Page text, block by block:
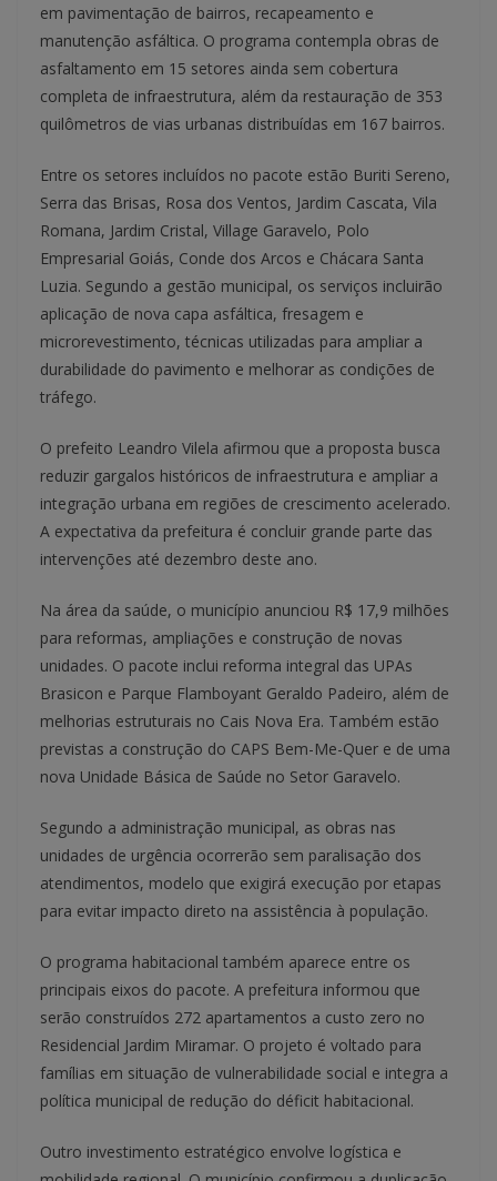
em pavimentação de bairros, recapeamento e
manutenção asfáltica. O programa contempla obras de
asfaltamento em 15 setores ainda sem cobertura
completa de infraestrutura, além da restauração de 353
quilômetros de vias urbanas distribuídas em 167 bairros.
Entre os setores incluídos no pacote estão Buriti Sereno,
Serra das Brisas, Rosa dos Ventos, Jardim Cascata, Vila
Romana, Jardim Cristal, Village Garavelo, Polo
Empresarial Goiás, Conde dos Arcos e Chácara Santa
Luzia. Segundo a gestão municipal, os serviços incluirão
aplicação de nova capa asfáltica, fresagem e
microrevestimento, técnicas utilizadas para ampliar a
durabilidade do pavimento e melhorar as condições de
tráfego.
O prefeito Leandro Vilela afirmou que a proposta busca
reduzir gargalos históricos de infraestrutura e ampliar a
integração urbana em regiões de crescimento acelerado.
A expectativa da prefeitura é concluir grande parte das
intervenções até dezembro deste ano.
Na área da saúde, o município anunciou R$ 17,9 milhões
para reformas, ampliações e construção de novas
unidades. O pacote inclui reforma integral das UPAs
Brasicon e Parque Flamboyant Geraldo Padeiro, além de
melhorias estruturais no Cais Nova Era. Também estão
previstas a construção do CAPS Bem-Me-Quer e de uma
nova Unidade Básica de Saúde no Setor Garavelo.
Segundo a administração municipal, as obras nas
unidades de urgência ocorrerão sem paralisação dos
atendimentos, modelo que exigirá execução por etapas
para evitar impacto direto na assistência à população.
O programa habitacional também aparece entre os
principais eixos do pacote. A prefeitura informou que
serão construídos 272 apartamentos a custo zero no
Residencial Jardim Miramar. O projeto é voltado para
famílias em situação de vulnerabilidade social e integra a
política municipal de redução do déficit habitacional.
Outro investimento estratégico envolve logística e